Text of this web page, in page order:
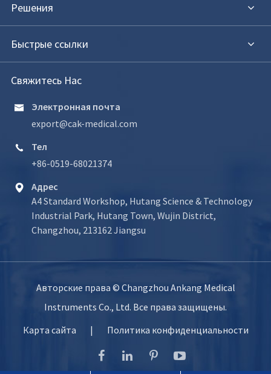
Решения
Быстрые ссылки
Свяжитесь Нас

Электронная почта
export@cak-medical.com

Тел
+86-0519-68021374

Адрес
A4 Standard Workshop, Hutang Science & Technology
Industrial Park, Hutang Town, Wujin District,
Changzhou, 213162 Jiangsu
Авторские права © Changzhou Ankang Medical
Instruments Co., Ltd. Все права защищены.
Карта сайта
| Политика конфиденциальности